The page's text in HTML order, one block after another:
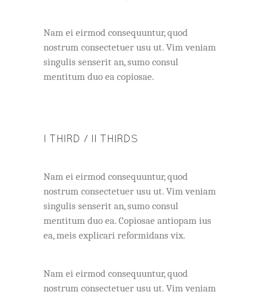
Nam ei eirmod consequuntur, quod
nostrum consectetuer usu ut. Vim veniam
singulis senserit an, sumo consul
mentitum duo ea copiosae.
I THIRD / II THIRDS
Nam ei eirmod consequuntur, quod
nostrum consectetuer usu ut. Vim veniam
singulis senserit an, sumo consul
mentitum duo ea. Copiosae antiopam ius
ea, meis explicari reformidans vix.
Nam ei eirmod consequuntur, quod
nostrum consectetuer usu ut. Vim veniam